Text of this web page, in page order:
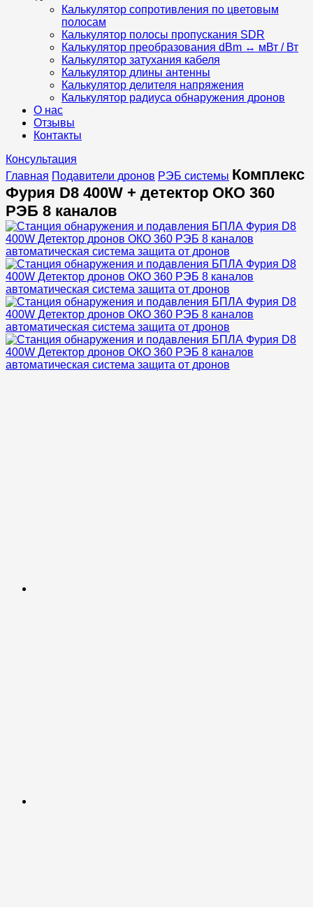
Калькулятор сопротивления по цветовым
полосам
Калькулятор полосы пропускания SDR
Калькулятор преобразования dBm ↔ мВт / Вт
Калькулятор затухания кабеля
Калькулятор длины антенны
Калькулятор делителя напряжения
Калькулятор радиуса обнаружения дронов
О нас
Отзывы
Контакты
Консультация
Главная Подавители дронов РЭБ системы Комплекс
Фурия D8 400W + детектор ОКО 360
РЭБ 8 каналов